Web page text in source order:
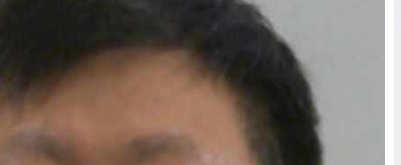
家 沈明高:
国的债务危机，最大的原因就是我们不能让危机爆发，不让
。因为必须把危机爆发的影响因素往后推，你增加新的贷款、发
都可以推迟危机，但是危机本身还是存在的，从股票市场反应来
或者对很多国家来讲，实际上，让危机发生不见得是坏事。
大问题，第一、你让主权债务危机发生，银行就会倒；第